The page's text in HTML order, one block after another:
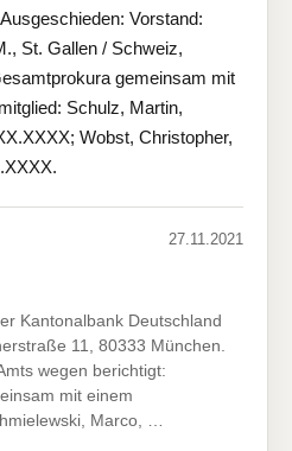
Vorstand:
St. Gallen / Schweiz,
gemeinsam mit
Schulz, Martin,
Wobst, Christopher,
27.11.2021
Kantonalbank Deutschland
11, 80333 München.
wegen berichtigt:
mit einem
Marco, …